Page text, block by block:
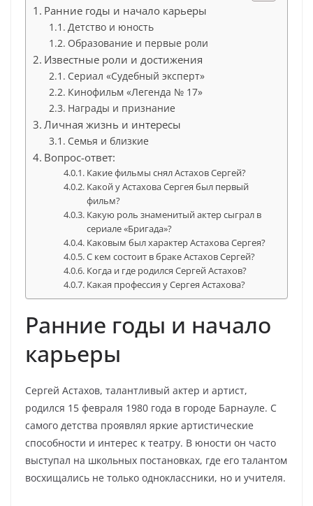
Ранние годы и начало карьеры
Детство и юность
Образование и первые роли
Известные роли и достижения
Сериал «Судебный эксперт»
Кинофильм «Легенда № 17»
Награды и признание
Личная жизнь и интересы
Семья и близкие
Вопрос-ответ:
Какие фильмы снял Астахов Сергей?
Какой у Астахова Сергея был первый
фильм?
Какую роль знаменитый актер сыграл в
сериале «Бригада»?
Каковым был характер Астахова Сергея?
С кем состоит в браке Астахов Сергей?
Когда и где родился Сергей Астахов?
Какая профессия у Сергея Астахова?
Ранние годы и начало
карьеры
Сергей Астахов, талантливый актер и артист,
родился 15 февраля 1980 года в городе Барнауле. С
самого детства проявлял яркие артистические
способности и интерес к театру. В юности он часто
выступал на школьных постановках, где его талантом
восхищались не только одноклассники, но и учителя.